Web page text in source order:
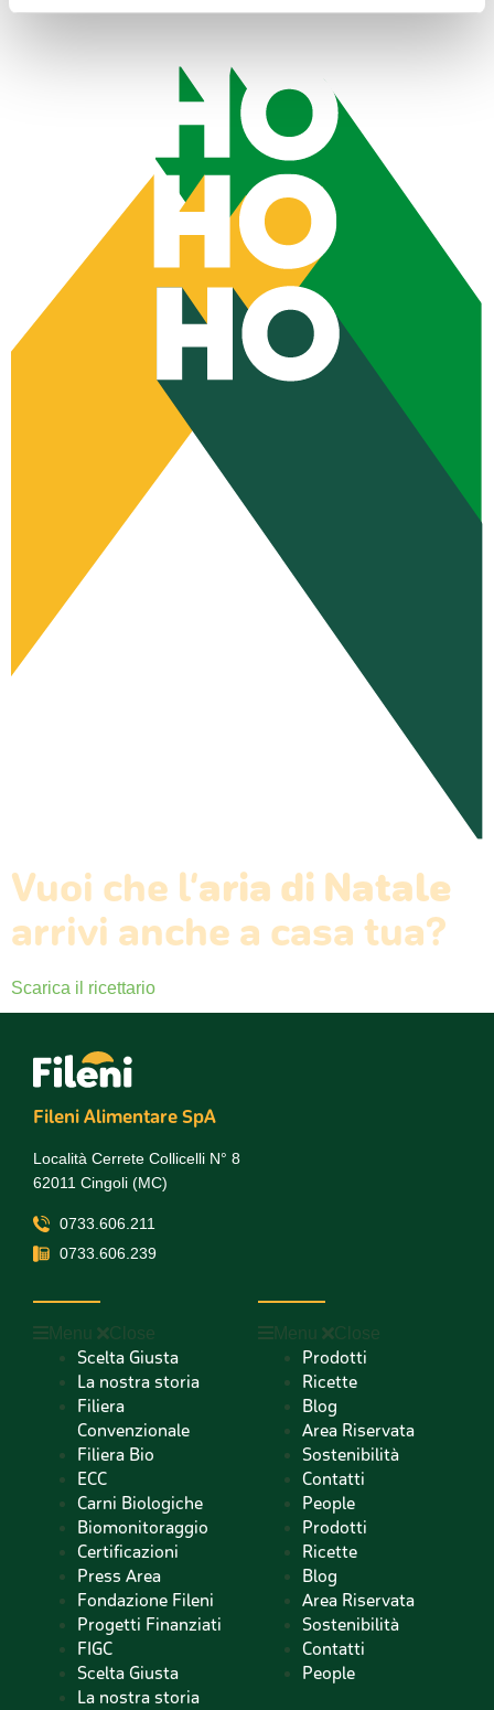
pubblicità e social media, i quali potrebbero combinarle
con altre informazioni che hai fornito loro o che hanno
raccolto dal tuo utilizzo dei loro servizi.
Vuoi che l’aria di Natale
arrivi anche a casa tua?
Scarica il ricettario
Fileni Alimentare SpA
Località Cerrete Collicelli N° 8
62011 Cingoli (MC)
0733.606.211
0733.606.239
Menu Close
Scelta Giusta
La nostra storia
Filiera
Convenzionale
Filiera Bio
ECC
Carni Biologiche
Biomonitoraggio
Certificazioni
Press Area
Fondazione Fileni
Progetti Finanziati
FIGC
Scelta Giusta
La nostra storia
Menu Close
Prodotti
Ricette
Blog
Area Riservata
Sostenibilità
Contatti
People
Prodotti
Ricette
Blog
Area Riservata
Sostenibilità
Contatti
People